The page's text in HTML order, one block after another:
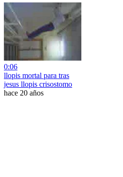
0:06
llopis mortal para tras
jesus llopis crisostomo
hace 20 años